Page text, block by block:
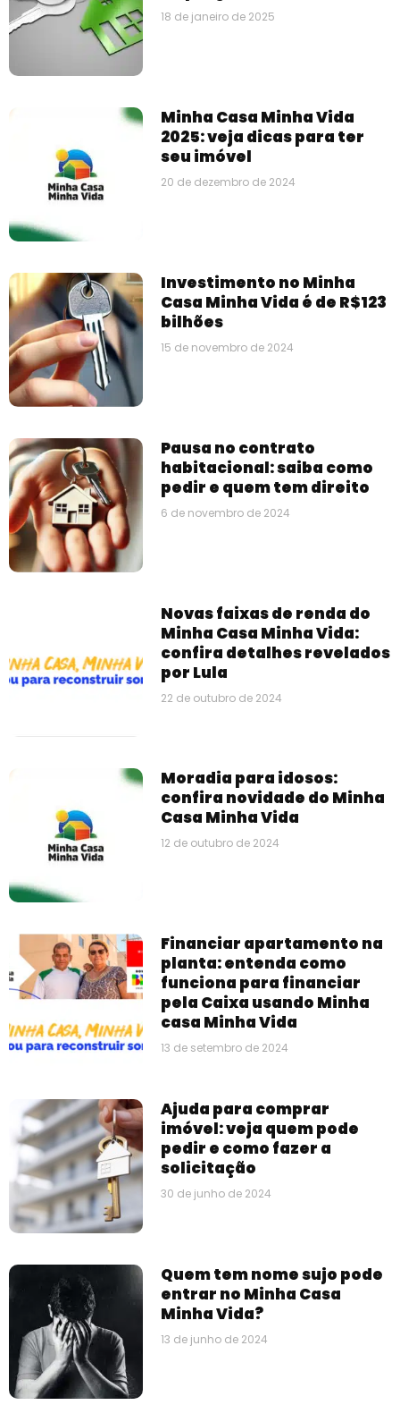
18 de janeiro de 2025
Minha Casa Minha Vida
2025: veja dicas para ter
seu imóvel
20 de dezembro de 2024
Investimento no Minha
Casa Minha Vida é de R$123
bilhões
15 de novembro de 2024
Pausa no contrato
habitacional: saiba como
pedir e quem tem direito
6 de novembro de 2024
Novas faixas de renda do
Minha Casa Minha Vida:
confira detalhes revelados
por Lula
22 de outubro de 2024
Moradia para idosos:
confira novidade do Minha
Casa Minha Vida
12 de outubro de 2024
Financiar apartamento na
planta: entenda como
funciona para financiar
pela Caixa usando Minha
casa Minha Vida
13 de setembro de 2024
Ajuda para comprar
imóvel: veja quem pode
pedir e como fazer a
solicitação
30 de junho de 2024
Quem tem nome sujo pode
entrar no Minha Casa
Minha Vida?
13 de junho de 2024